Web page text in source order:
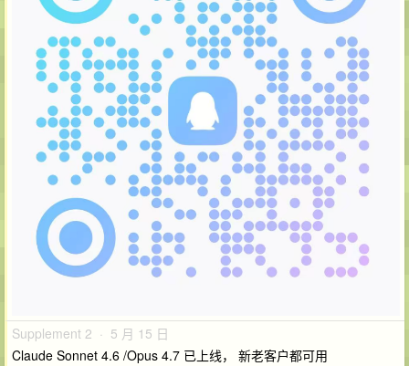
Supplement 2 · 5 月 15 日
Claude Sonnet 4.6 /Opus 4.7 已上线， 新老客户都可用